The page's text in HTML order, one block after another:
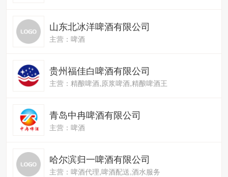
山东北冰洋啤酒有限公司
主营：啤酒
贵州福佳白啤酒有限公司
主营：精酿啤酒,原浆啤酒,精酿啤酒王
青岛中冉啤酒有限公司
主营：啤酒
哈尔滨归一啤酒有限公司
主营：啤酒代理,啤酒配送,酒水服务